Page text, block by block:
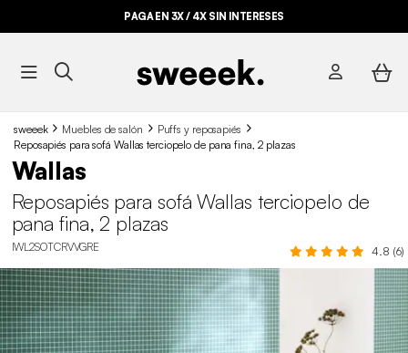
PAGA EN 3X / 4X SIN INTERESES
BYE BYE STOCK HASTA -70%*
sweeek Muebles de salón
Puffs y reposapiés
Reposapiés para sofá Wallas terciopelo de pana fina, 2 plazas
Wallas
Reposapiés para sofá Wallas terciopelo de
pana fina, 2 plazas
IWL2SOTCRVVGRE 4.8 (6)